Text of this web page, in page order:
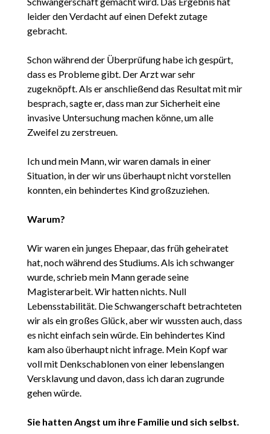
leider den Verdacht auf einen Defekt zutage
gebracht.
Schon während der Überprüfung habe ich gespürt,
dass es Probleme gibt. Der Arzt war sehr
zugeknöpft. Als er anschließend das Resultat mit mir
besprach, sagte er, dass man zur Sicherheit eine
invasive Untersuchung machen könne, um alle
Zweifel zu zerstreuen.
Ich und mein Mann, wir waren damals in einer
Situation, in der wir uns überhaupt nicht vorstellen
konnten, ein behindertes Kind großzuziehen.
Warum?
Wir waren ein junges Ehepaar, das früh geheiratet
hat, noch während des Studiums. Als ich schwanger
wurde, schrieb mein Mann gerade seine
Magisterarbeit. Wir hatten nichts. Null
Lebensstabilität. Die Schwangerschaft betrachteten
wir als ein großes Glück, aber wir wussten auch, dass
es nicht einfach sein würde. Ein behindertes Kind
kam also überhaupt nicht infrage. Mein Kopf war
voll mit Denkschablonen von einer lebenslangen
Versklavung und davon, dass ich daran zugrunde
gehen würde.
Sie hatten Angst um ihre Familie und sich selbst.